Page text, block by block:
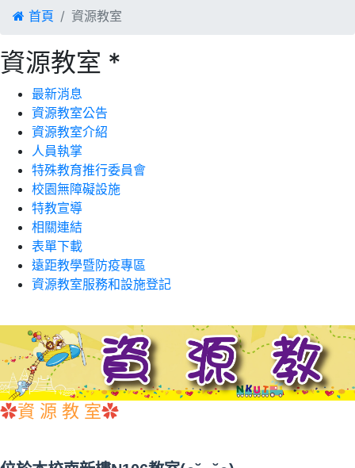
首頁
資源教室
資源教室 *
最新消息
資源教室公告
資源教室介紹
人員執掌
特殊教育推行委員會
校園無障礙設施
特教宣導
相關連結
表單下載
遠距教學暨防疫專區
資源教室服務和設施登記
✿資 源 教 室✿